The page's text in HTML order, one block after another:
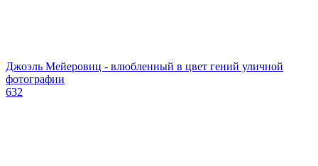
Джоэль Мейеровиц - влюбленный в цвет гений уличной
фотографии
632